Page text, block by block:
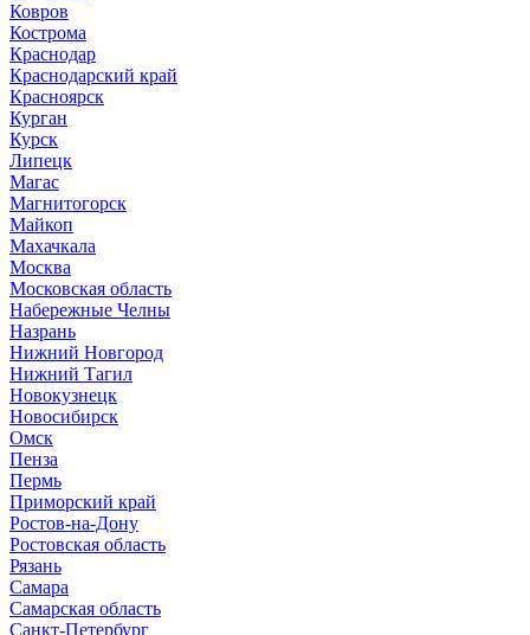
Ковров
Кострома
Краснодар
Краснодарский край
Красноярск
Курган
Курск
Липецк
Магас
Магнитогорск
Майкоп
Махачкала
Москва
Московская область
Набережные Челны
Назрань
Нижний Новгород
Нижний Тагил
Новокузнецк
Новосибирск
Омск
Пенза
Пермь
Приморский край
Ростов-на-Дону
Ростовская область
Рязань
Самара
Самарская область
Санкт-Петербург